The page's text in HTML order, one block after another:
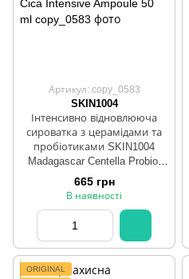
Артикул: copy_0583
SKIN1004
Інтенсивно відновлююча
сироватка з церамідами та
пробіотиками SKIN1004
Madagascar Centella Probio-
Cica Intensive Ampoule 50 ml
665 грн
В наявності
ORIGINAL